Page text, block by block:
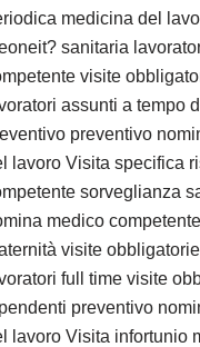
medicina del
sanitaria
visite
assunti a tempo
preventivo
lavoro Visita specifica
sorveglianza
medico
visite
full time visite
preventivo
lavoro Visita infortunio